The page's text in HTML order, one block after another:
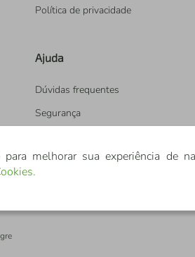
Política de privacidade
Ajuda
Dúvidas frequentes
Segurança
melhorar sua experiência de
.